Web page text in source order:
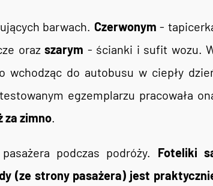
barwach. Czerwonym -
orazszarym - ścianki i sufit wozu.
wchodząc do autobusu w ciepły
egzemplarzu pracowała
za zimno.
podczas podróży. Foteliki
(ze strony pasażera) jest